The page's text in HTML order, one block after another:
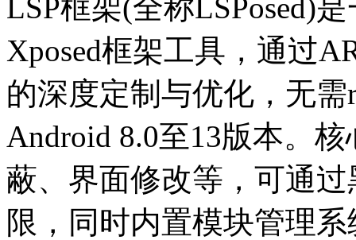
LSP框架(全称LSPosed)
Xposed框架工具，通过
的深度定制与优化，无
Android 8.0至13版本。
蔽、界面修改等，可通
限，同时内置模块管理